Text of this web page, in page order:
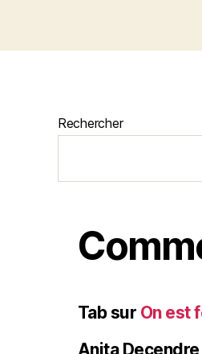
Rechercher
Tabsur On est
Anita Decendre